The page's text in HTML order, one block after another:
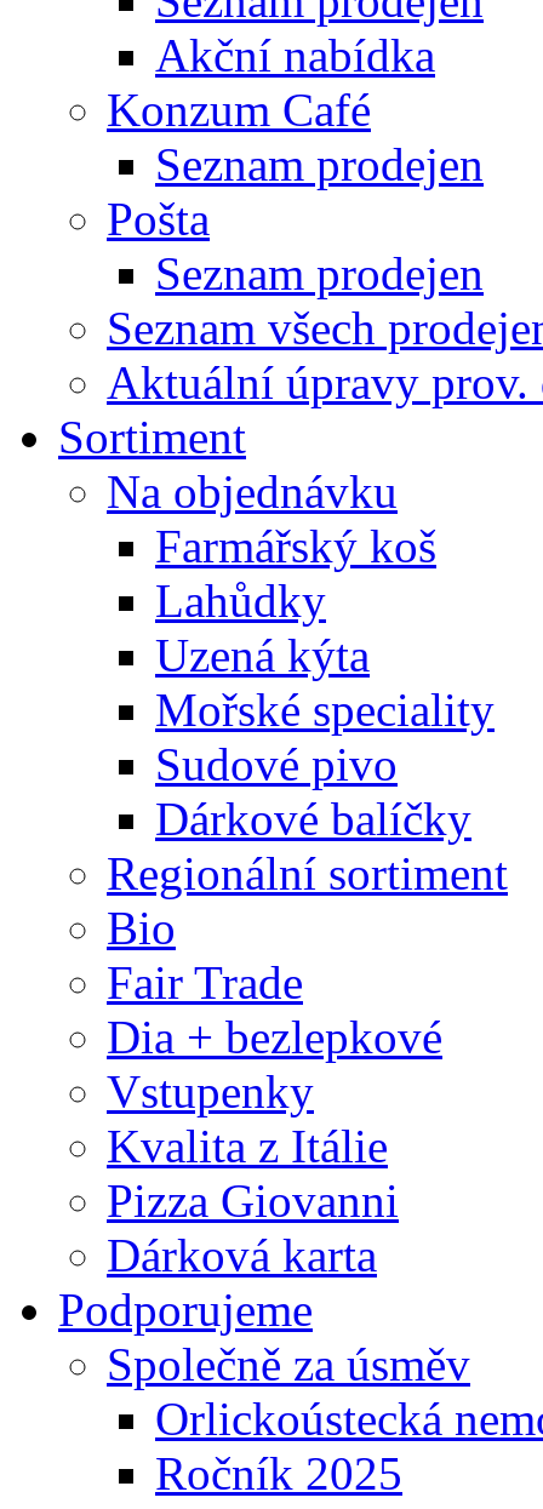
Akční nabídka
Konzum Café
Seznam prodejen
Pošta
Seznam prodejen
Seznam všech
Aktuální úpravy prov.
Sortiment
Na objednávku
Farmářský koš
Lahůdky
Uzená kýta
Mořské speciality
Sudové pivo
Dárkové balíčky
Regionální sortiment
Bio
Fair Trade
Dia + bezlepkové
Vstupenky
Kvalita z Itálie
Pizza Giovanni
Dárková karta
Podporujeme
Společně za úsměv
Orlickoústecká
Ročník 2025